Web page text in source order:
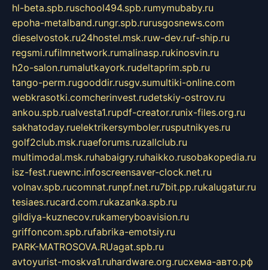
hl-beta.spb.ruschool494.spb.rumymubaby.ru
epoha-metalband.rungr.spb.rurusgosnews.com
dieselvostok.ru24hostel.msk.ruw-dev.ruf-ship.ru
regsmi.rufilmnetwork.rumalinasp.rukinosvin.ru
h2o-salon.rumalutkayork.rudeltaprim.spb.ru
tango-perm.rugooddir.rusgv.sumultiki-online.com
webkrasotki.comcherinvest.rudetskiy-ostrov.ru
ankou.spb.rualvesta1.rupdf-creator.runix-files.org.ru
sakhatoday.ruelektrikersymboler.rusputnikyes.ru
golf2club.msk.ruaeforums.ruzallclub.ru
multimodal.msk.ruhabaigry.ruhaikko.rusobakopedia.ru
isz-fest.ruewnc.infoscreensaver-clock.net.ru
volnav.spb.rucomnat.runpf.net.ru7bit.pp.rukalugatur.ru
tesiaes.rucard.com.rukazanka.spb.ru
gildiya-kuznecov.rukameryboavision.ru
griffoncom.spb.rufabrika-emotsiy.ru
PARK-MATROSOVA.RUagat.spb.ru
avtoyurist-moskva1.ruhardware.org.ruсхема-авто.рф